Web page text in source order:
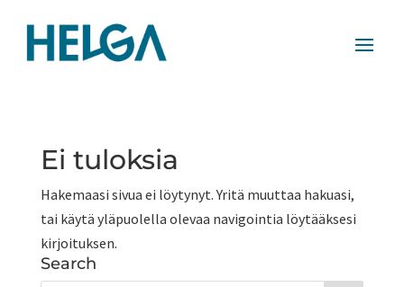
Ei tuloksia
Hakemaasi sivua ei löytynyt. Yritä muuttaa hakuasi,
tai käytä yläpuolella olevaa navigointia löytääksesi
kirjoituksen.
Search